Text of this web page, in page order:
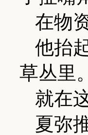
在物
他抬
草丛里。
就在
夏弥